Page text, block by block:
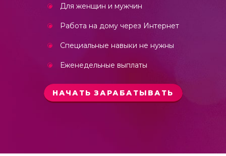
Для женщин и мужчин
Работа на дому через Интернет
Специальные навыки не нужны
Еженедельные выплаты
НАЧАТЬ ЗАРАБАТЫВАТЬ